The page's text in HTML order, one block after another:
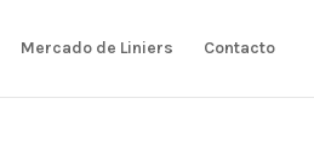
Mercado de Liniers Contacto